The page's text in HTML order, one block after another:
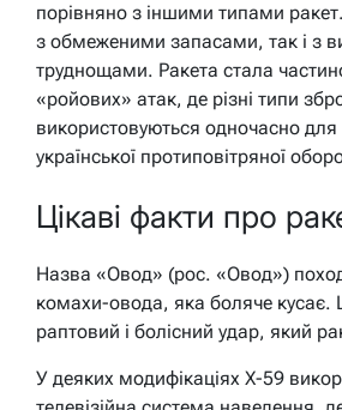
порівняно з іншими типами
з обмеженими запасами, так і з
труднощами. Ракета стала
«ройових» атак, де різні типи
використовуються одночасно
української протиповітряної
Цікаві факти про
Назва «Овод» (рос. «Овод»)
комахи-овода, яка боляче кусає.
раптовий і болісний удар, який
У деяких модифікаціях Х-59